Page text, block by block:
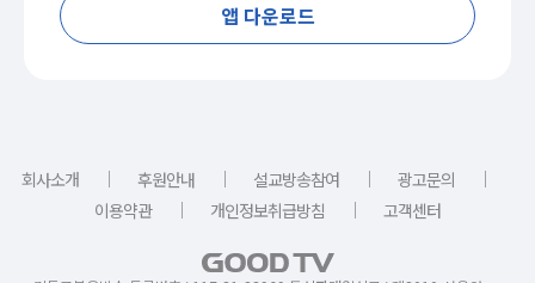
앱 다운로드
회사소개 ｜ 후원안내 ｜ 설교방송참여 ｜ 광고문의
｜
이용약관
｜ 개인정보취급방침 ｜ 고객센터